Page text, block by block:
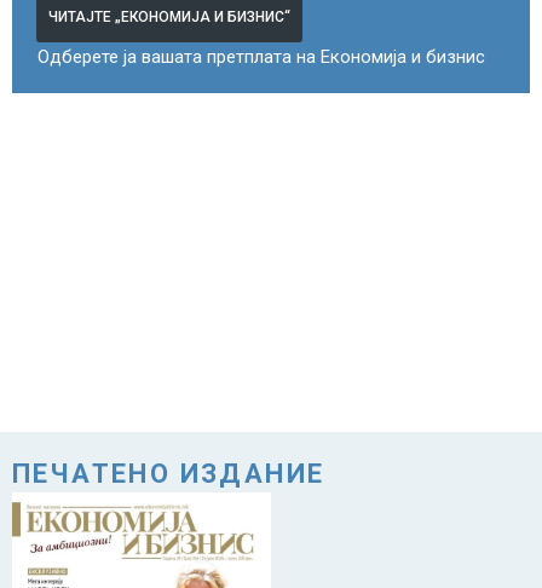
ЧИТАЈТЕ „ЕКОНОМИЈА И БИЗНИС“
Одберете ја вашата претплата на Економија и бизнис
ПЕЧАТЕНО ИЗДАНИЕ